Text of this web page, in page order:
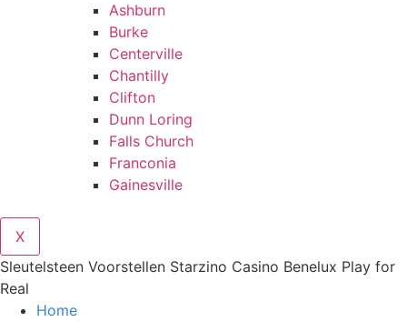
Ashburn
Burke
Centerville
Chantilly
Clifton
Dunn Loring
Falls Church
Franconia
Gainesville
X
Sleutelsteen Voorstellen Starzino Casino Benelux Play for
Real
Home